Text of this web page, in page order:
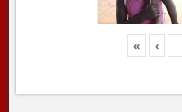
« ‹